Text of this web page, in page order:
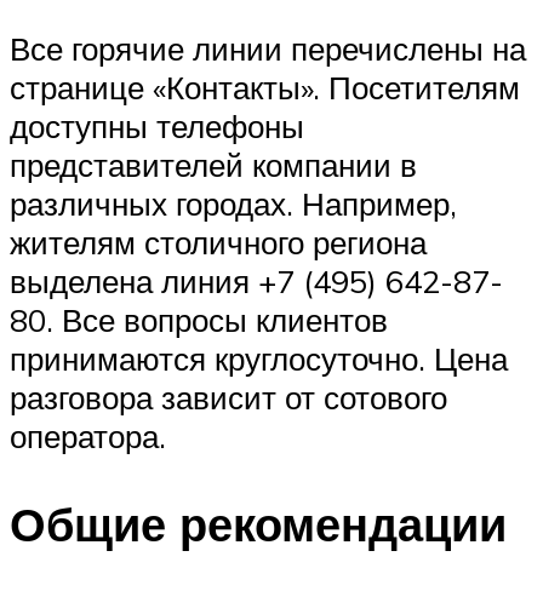
Все горячие линии перечислены на
странице «Контакты». Посетителям
доступны телефоны
представителей компании в
различных городах. Например,
жителям столичного региона
выделена линия +7 (495) 642-87-
80. Все вопросы клиентов
принимаются круглосуточно. Цена
разговора зависит от сотового
оператора.
Общие рекомендации